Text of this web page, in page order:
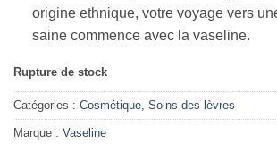
origine ethnique, votre voyage vers
saine commence avec la vaseline.
Rupture de stock
Catégories : Cosmétique Soins des lèvres
Marque : Vaseline